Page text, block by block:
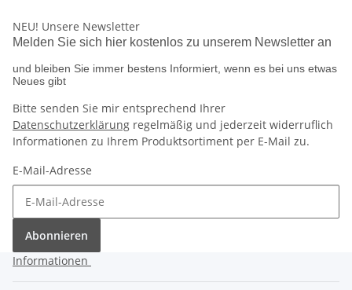
NEU! Unsere Newsletter
Melden Sie sich hier kostenlos zu unserem Newsletter an
und bleiben Sie immer bestens Informiert, wenn es bei uns etwas
Neues gibt
Bitte senden Sie mir entsprechend Ihrer
Datenschutzerklärung regelmäßig und jederzeit widerruflich
Informationen zu Ihrem Produktsortiment per E-Mail zu.
E-Mail-Adresse
Abonnieren
Informationen